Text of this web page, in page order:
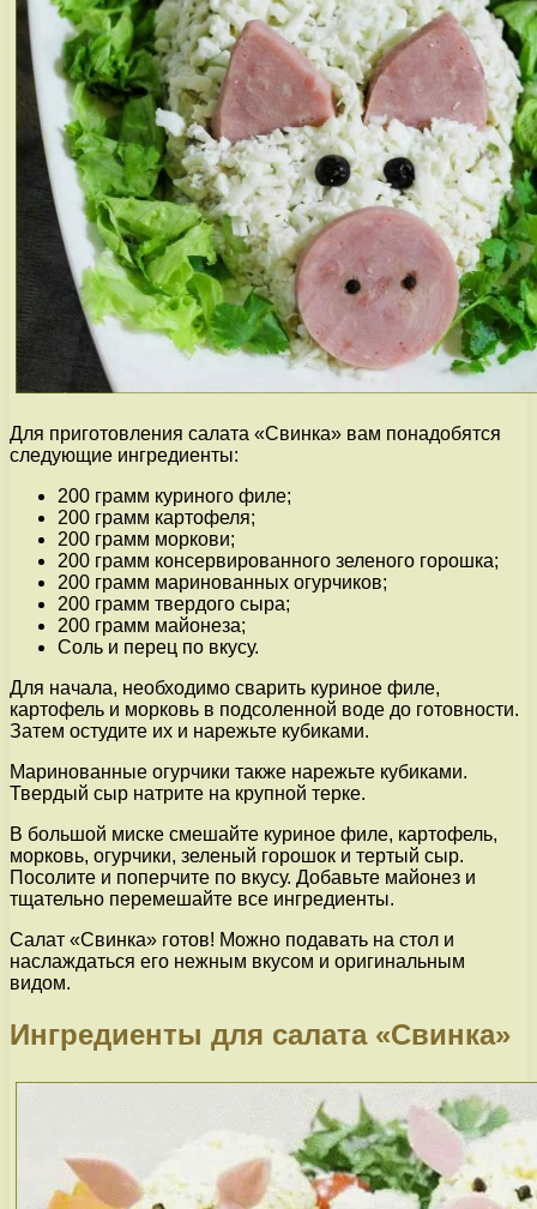
Для приготовления салата «Свинка» вам понадобятся
следующие ингредиенты:
200 грамм куриного филе;
200 грамм картофеля;
200 грамм моркови;
200 грамм консервированного зеленого горошка;
200 грамм маринованных огурчиков;
200 грамм твердого сыра;
200 грамм майонеза;
Соль и перец по вкусу.
Для начала, необходимо сварить куриное филе,
картофель и морковь в подсоленной воде до готовности.
Затем остудите их и нарежьте кубиками.
Маринованные огурчики также нарежьте кубиками.
Твердый сыр натрите на крупной терке.
В большой миске смешайте куриное филе, картофель,
морковь, огурчики, зеленый горошок и тертый сыр.
Посолите и поперчите по вкусу. Добавьте майонез и
тщательно перемешайте все ингредиенты.
Салат «Свинка» готов! Можно подавать на стол и
наслаждаться его нежным вкусом и оригинальным
видом.
Ингредиенты для салата «Свинка»